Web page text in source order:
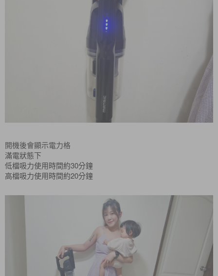
開機後會顯示電力格
滿電狀態下
低檔吸力使用時間約30分鐘
高檔吸力使用時間約20分鐘